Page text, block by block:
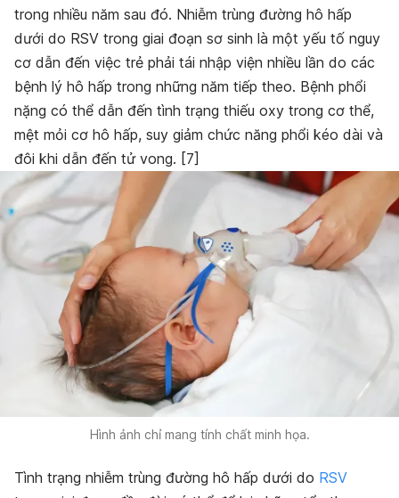
trong nhiều năm sau đó. Nhiễm trùng đường hô hấp
dưới do RSV trong giai đoạn sơ sinh là một yếu tố nguy
cơ dẫn đến việc trẻ phải tái nhập viện nhiều lần do các
bệnh lý hô hấp trong những năm tiếp theo. Bệnh phổi
nặng có thể dẫn đến tình trạng thiếu oxy trong cơ thể,
mệt mỏi cơ hô hấp, suy giảm chức năng phổi kéo dài và
đôi khi dẫn đến tử vong. [7]
Hình ảnh chỉ mang tính chất minh họa.
Tình trạng nhiễm trùng đường hô hấp dưới do RSV